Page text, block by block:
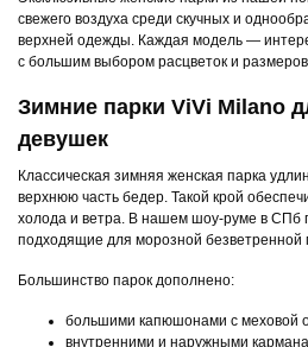
свежего воздуха среди скучных и
верхней одежды. Каждая модель —
с большим выбором расцветок и размеров.
Зимние парки ViVi Milano
девушек
Классическая зимняя женская парка
верхнюю часть бедер. Такой крой
холода и ветра. В нашем шоу-руме в СПб
подходящие для морозной безветренной
Большинство парок дополнено:
большими капюшонами с меховой
внутренними и наружными